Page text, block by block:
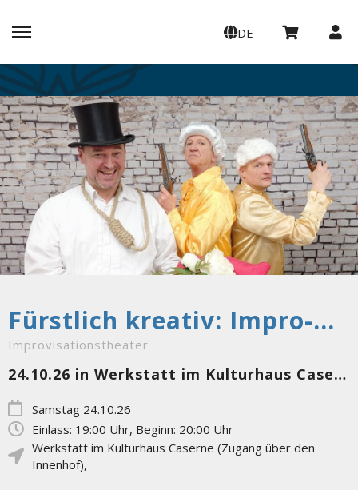
DE
Fürstlich kreativ: Impro-Match Utobia vs. Liechtenstein
Improvisationstheater
24.10.26 in Werkstatt im Kulturhaus Caserne (Zugang über den Innenhof)
Samstag 24.10.26
Einlass: 19:00 Uhr, Beginn: 20:00 Uhr
Werkstatt im Kulturhaus Caserne (Zugang über den
Innenhof),